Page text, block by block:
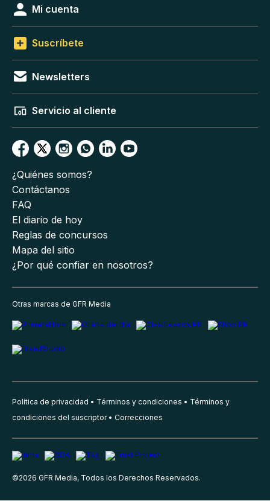
Mi cuenta
Suscríbete
Newsletters
Servicio al cliente
¿Quiénes somos?
Contáctanos
FAQ
El diario de hoy
Reglas de concursos
Mapa del sitio
¿Por qué confiar en nosotros?
Otras marcas de GFR Media
Política de privacidad Términos y condiciones
Términos y
condiciones del suscriptor
Correcciones
©2026 GFR Media, Todos los Derechos Reservados.